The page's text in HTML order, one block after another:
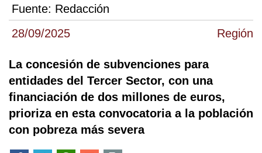
28/09/2025 Región
Fuente: Redacción
La concesión de subvenciones para
entidades del Tercer Sector, con una
financiación de dos millones de euros,
prioriza en esta convocatoria a la población
con pobreza más severa